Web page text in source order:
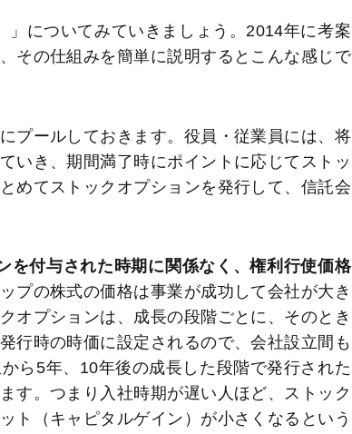
についてみていきましょう。2014年に考案
その仕組みを簡単に説明するとこんな感じで
プールしておきます。役員・従業員には、将
いき、期間満了時にポイントに応じてストッ
めてストックオプションを発行して、信託会
を付与された時期に関係なく、権利行使価格
プの株式の価格は事業が成功して会社が大き
オプションは、成長の段階ごとに、そのとき
行時の時価に設定されるので、会社設立間も
ら5年、10年後の成長した段階で発行された
す。つまり入社時期が遅い人ほど、ストック
ト（キャピタルゲイン）が小さくなるという